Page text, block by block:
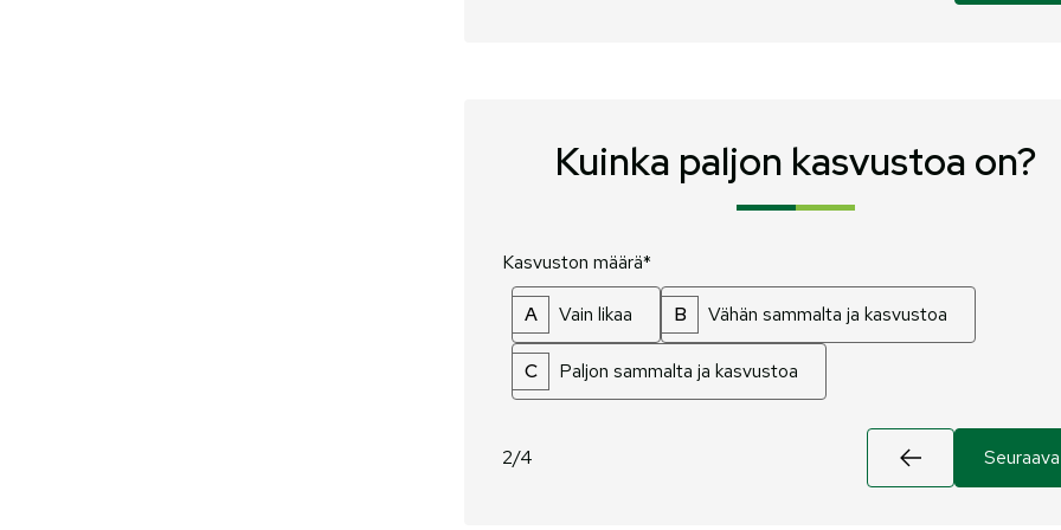
Kuinka paljon kasvustoa on?
Kasvuston määrä*
A Vain likaa B Vähän sammalta ja kasvustoa
C Paljon sammalta ja kasvustoa
2/4 Seuraava